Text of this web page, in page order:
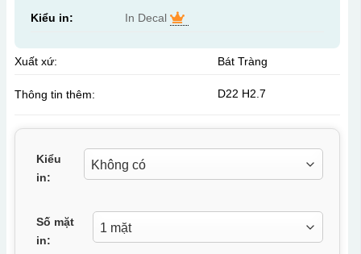
Kiểu in: In Decal
Xuất xứ: Bát Tràng
Thông tin thêm: D22 H2.7
Kiểu
in:
Số mặt
in: